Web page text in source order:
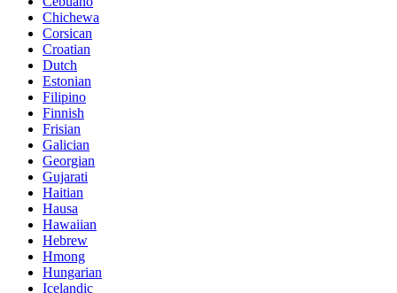
Chichewa
Corsican
Croatian
Dutch
Estonian
Filipino
Finnish
Frisian
Galician
Georgian
Gujarati
Haitian
Hausa
Hawaiian
Hebrew
Hmong
Hungarian
Icelandic